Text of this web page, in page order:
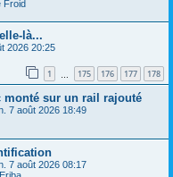
Froid
là...
2026 20:25
1 175 176 177 178
monté sur un rail rajouté
7 août 2026 18:49
7 août 2026 08:17